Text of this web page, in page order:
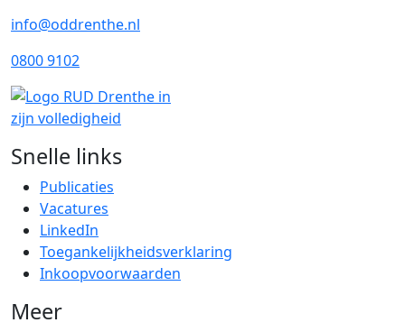
info@oddrenthe.nl
0800 9102
Snelle links
Publicaties
Vacatures
LinkedIn
Toegankelijkheidsverklaring
Inkoopvoorwaarden
Meer